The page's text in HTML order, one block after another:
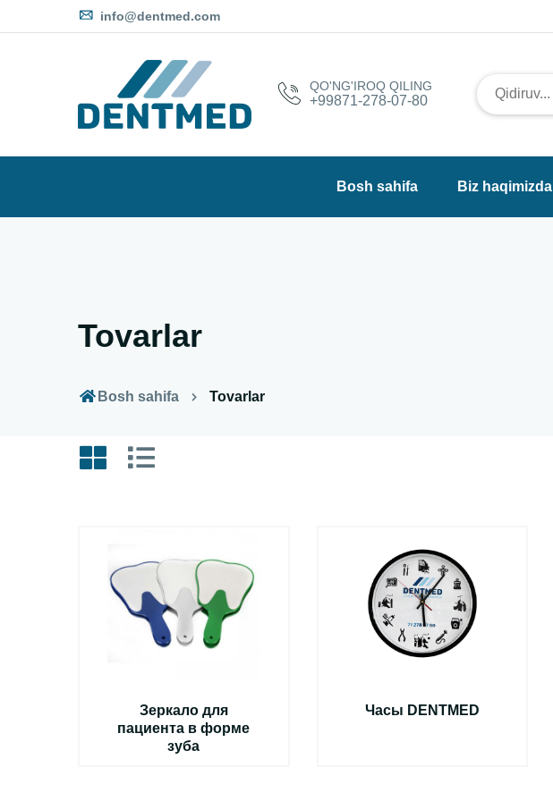
info@dentmed.com
QO'NG'IROQ QILING
+99871-278-07-80
Bosh sahifa Biz haqimizda
Tovarlar
Bosh sahifa Tovarlar
Зеркало для
пациента в форме
зуба
Часы DENTMED